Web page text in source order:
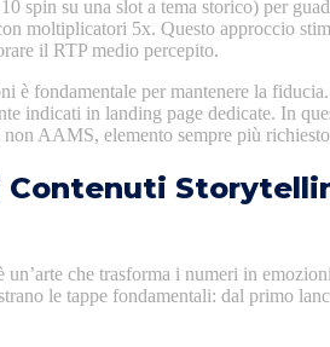
spin su una slot a tema storico) per
moltiplicatori 5x. Questo approccio
il RTP medio percepito.
è fondamentale per mantenere la
indicati in landing page dedicate. In
AAMS, elemento sempre più
un’arte che trasforma i numeri in
le tappe fondamentali: dal primo